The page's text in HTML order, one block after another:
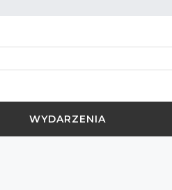
WYDARZENIA